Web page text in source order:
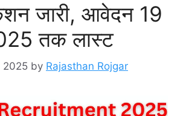
जारी, आवेदन 19
तक लास्ट
2025 by Rajasthan Rojgar